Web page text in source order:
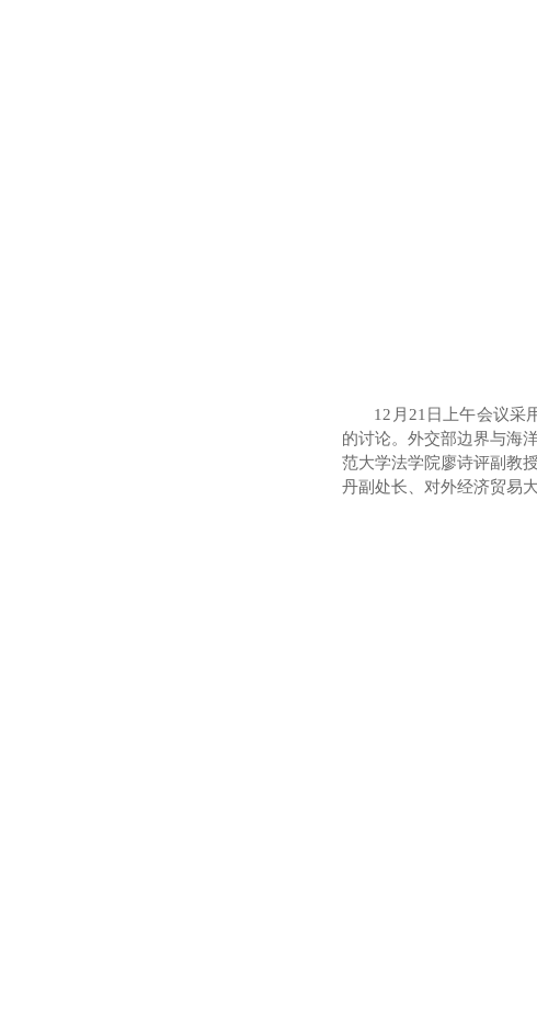
12月21日上午会议采
的讨论。外交部边界与海
范大学法学院廖诗评副 教
丹副处长、对外经济贸易